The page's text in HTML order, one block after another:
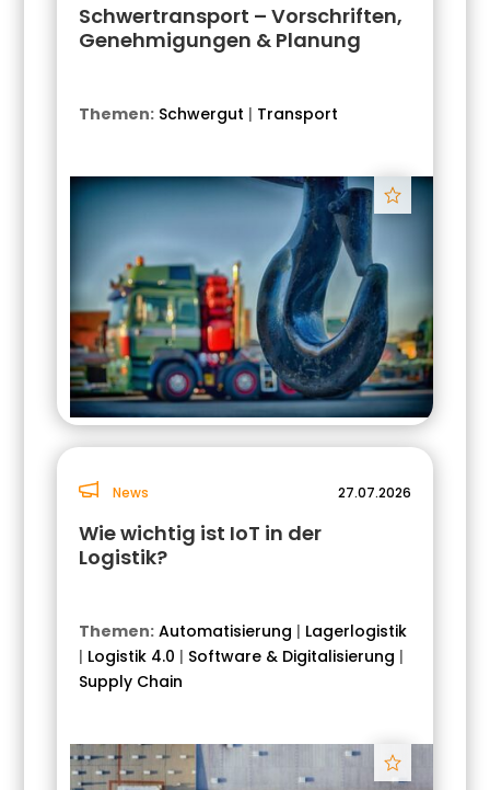
Schwertransport – Vorschriften,
Genehmigungen & Planung
Themen: Schwergut | Transport
Track
News 27.07.2026
Wie wichtig ist IoT in der
Logistik?
Themen: Automatisierung | Lagerlogistik
| Logistik 4.0 | Software & Digitalisierung |
Supply Chain
Track